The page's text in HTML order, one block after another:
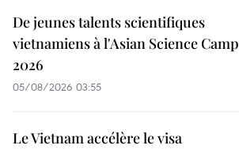
De jeunes talents scientifiques
vietnamiens à l'Asian Science Camp
2026
05/08/2026 03:55
Le Vietnam accélère le visa